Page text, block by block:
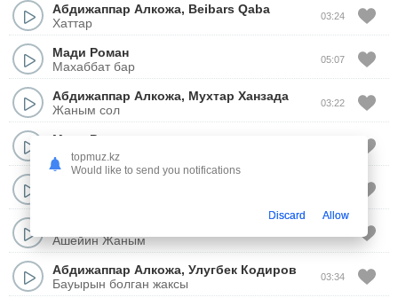
Абдижаппар Алкожа, Beibars Qaba
Хаттар
03:24
Мади Роман
Махаббат бар
05:07
Абдижаппар Алкожа, Мухтар Ханзада
Жаным сол
03:22
Мади Роман
Жумагым Анам
Ашейин Жаным
Абдижаппар Алкожа, Улугбек Кодиров
Бауырын болган жаксы
03:34
topmuz.kz
Would like to send you notifications
Discard Allow